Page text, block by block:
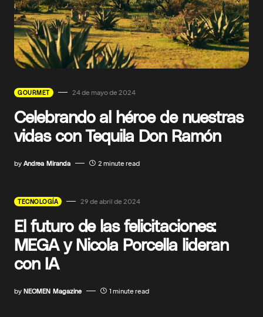
GOURMET 24 de mayo de 2024
Celebrando al héroe de nuestras
vidas con Tequila Don Ramón
by Andrea Miranda 2 minute read
TECNOLOGÍA 29 de abril de 2024
El futuro de las felicitaciones:
MEGA y Nicola Porcella lideran
con IA
by NEOMEN Magazine 1 minute read